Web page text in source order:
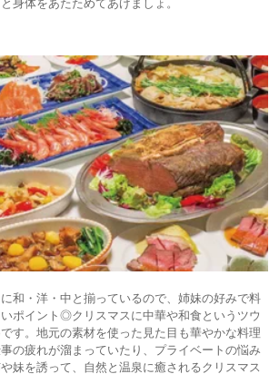
和・洋・中と揃っているので、姉妹の好みで料
ポイント◎クリスマスに中華や和食というツウ
す。地元の素材を使った見た目も華やかな料理
の疲れが溜まっていたり、プライベートの悩み
妹を誘って、自然と温泉に癒されるクリスマス